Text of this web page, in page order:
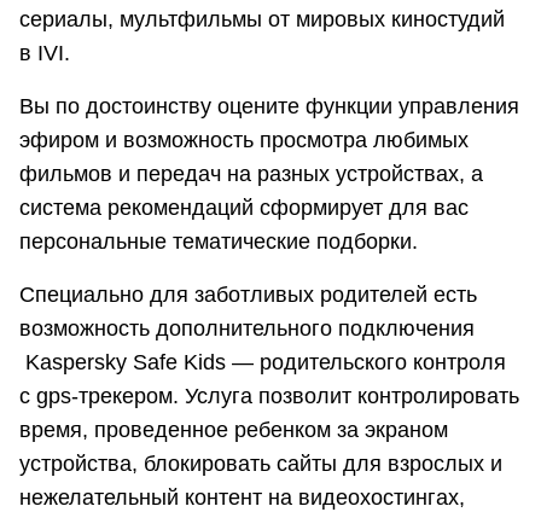
сериалы, мультфильмы от мировых киностудий
в IVI.
Вы по достоинству оцените функции управления
эфиром и возможность просмотра любимых
фильмов и передач на разных устройствах, а
система рекомендаций сформирует для вас
персональные тематические подборки.
Специально для заботливых родителей есть
возможность дополнительного подключения
Kaspersky Safe Kids — родительского контроля
с gps-трекером. Услуга позволит контролировать
время, проведенное ребенком за экраном
устройства, блокировать сайты для взрослых и
нежелательный контент на видеохостингах,